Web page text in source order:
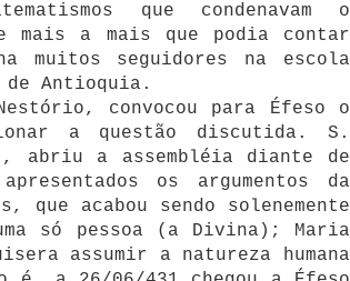
que condenavam o
mais a mais que podia contar
muitos seguidores na escola
Antioquia.
convocou para Éfeso o
a questão discutida. S.
abriu a assembléia diante de
os argumentos da
acabou sendo solenemente
só pessoa (a Divina); Maria
assumir a natureza humana